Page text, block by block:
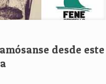
desde este